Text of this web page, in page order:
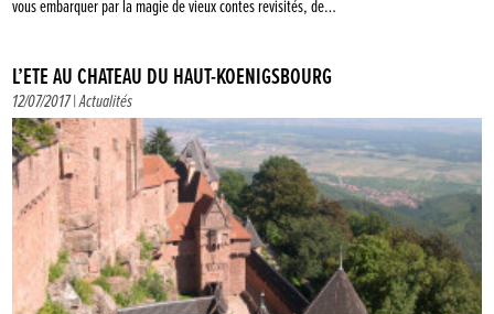
vous embarquer par la magie de vieux contes revisités, de…
L’ÉTÉ AU CHÂTEAU DU HAUT-KOENIGSBOURG
12/07/2017 |Actualités